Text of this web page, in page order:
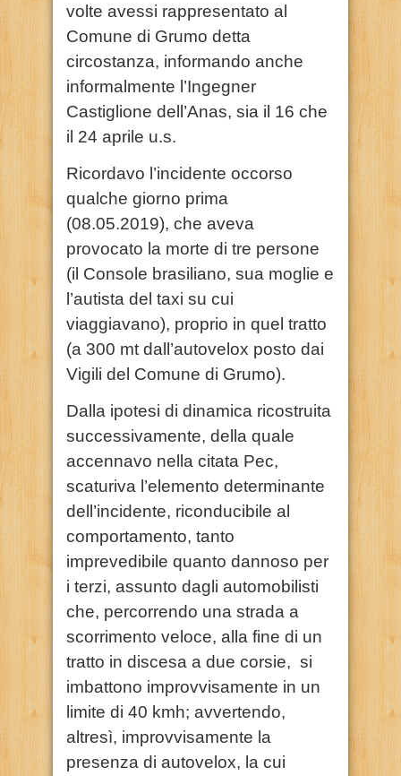
volte avessi rappresentato al
Comune di Grumo detta
circostanza, informando anche
informalmente l’Ingegner
Castiglione dell’Anas, sia il 16 che
il 24 aprile u.s.
Ricordavo l’incidente occorso
qualche giorno prima
(08.05.2019), che aveva
provocato la morte di tre persone
(il Console brasiliano, sua moglie e
l’autista del taxi su cui
viaggiavano), proprio in quel tratto
(a 300 mt dall’autovelox posto dai
Vigili del Comune di Grumo).
Dalla ipotesi di dinamica ricostruita
successivamente, della quale
accennavo nella citata Pec,
scaturiva l’elemento determinante
dell’incidente, riconducibile al
comportamento, tanto
imprevedibile quanto dannoso per
i terzi, assunto dagli automobilisti
che, percorrendo una strada a
scorrimento veloce, alla fine di un
tratto in discesa a due corsie, si
imbattono improvvisamente in un
limite di 40 kmh; avvertendo,
altresì, improvvisamente la
presenza di autovelox, la cui